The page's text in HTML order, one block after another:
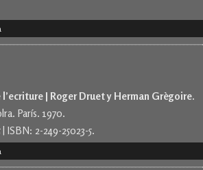
| Roger Druet y Herman Grègoire.
París. 1970.
ISBN: 2-249-25023-5.